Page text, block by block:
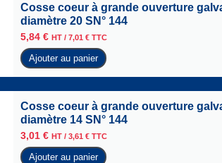
Cosse coeur à grande ouverture
diamètre 20 SN° 144
5,84 € HT / 7,01 € TTC
Ajouter au panier
Cosse coeur à grande ouverture
diamètre 14 SN° 144
3,01 € HT / 3,61 € TTC
Ajouter au panier